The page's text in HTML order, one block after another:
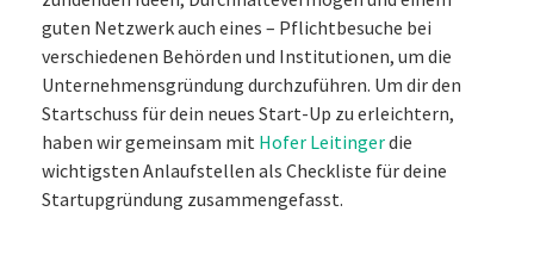
guten Netzwerk auch eines – Pflichtbesuche bei
verschiedenen Behörden und Institutionen, um die
Unternehmensgründung durchzuführen. Um dir den
Startschuss für dein neues Start-Up zu erleichtern,
haben wir gemeinsam mit Hofer Leitingerdie
wichtigsten Anlaufstellen als Checkliste für deine
Startupgründung zusammengefasst.